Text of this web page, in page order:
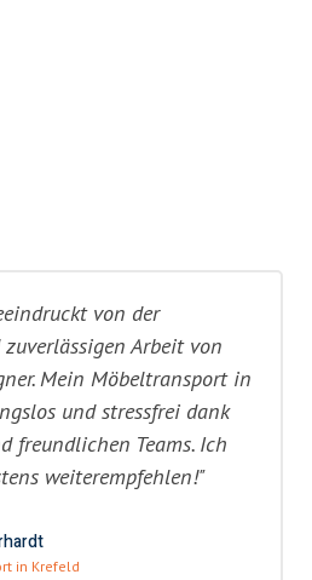
von der
Arbeit von
Mein Möbeltransport in
und stressfrei dank
freundlichen Teams. Ich
weiterempfehlen!"
in Krefeld